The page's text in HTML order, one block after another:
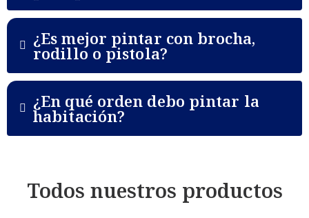
¿Es mejor pintar con brocha,
rodillo o pistola?
¿En qué orden debo pintar la
habitación?
Todos nuestros productos